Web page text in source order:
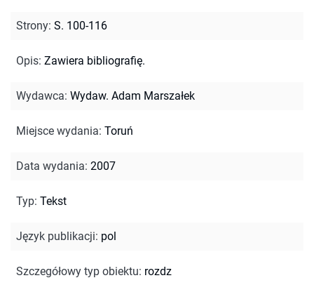
Strony: S. 100-116
Opis: Zawiera bibliografię.
Wydawca: Wydaw. Adam Marszałek
Miejsce wydania: Toruń
Data wydania: 2007
Typ: Tekst
Język publikacji: pol
Szczegółowy typ obiektu: rozdz